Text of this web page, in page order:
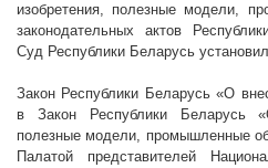
изобретения, полезные модели,
законодательных актов
Суд Республики Беларусь
Закон Республики Беларусь «О
в Закон Республики Беларусь
полезные модели, промышленные
Палатой представителей